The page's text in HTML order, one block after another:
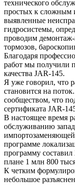
технического
простых к сложным
выявленные
гидросистемы,
проводим
тормозов,
Благодаря
работ мы получили
качества JAR-145.
Я уже говорил, что
становится на
сообществом, что
сертификата JAR-
В настоящее время
обслуживанию
программе
программу
плане 1 млн 800
К четким
небольшое